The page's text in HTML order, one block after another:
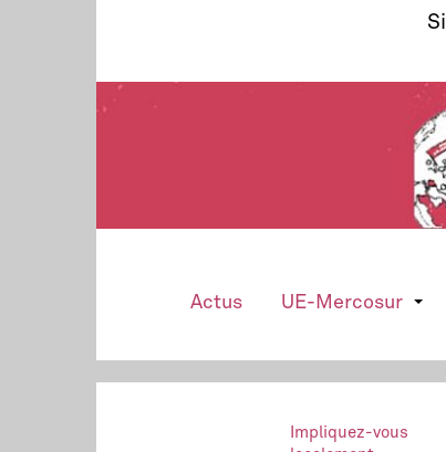
Actus UE-Mercosur
Impliquez-vous